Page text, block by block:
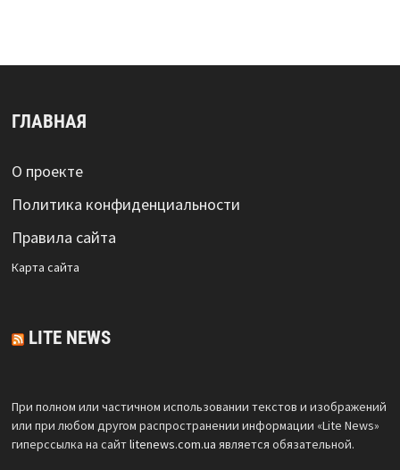
ГЛАВНАЯ
О проекте
Политика конфиденциальности
Правила сайта
Карта сайта
LITE NEWS
При полном или частичном использовании текстов и изображений
или при любом другом распространении информации «Lite News»
гиперссылка на сайтlitenews.com.ua является обязательной.